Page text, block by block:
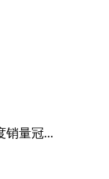
销量冠...